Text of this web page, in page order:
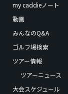
my caddieノート
動画
みんなのQ&A
ゴルフ場検索
ツアー情報
ツアーニュース
大会スケジュール